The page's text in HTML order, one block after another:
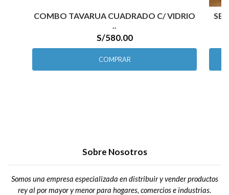
COMBO TAVARUA CUADRADO C/ VIDRIO
S/580.00
COMPRAR
Sobre Nosotros
Somos una empresa especializada en distribuir y vender productos
rey al por mayor y menor para hogares, comercios e industrias.